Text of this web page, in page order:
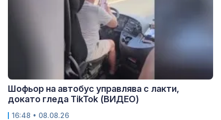
Шофьор на автобус управлява с лакти,
докато гледа TikTok (ВИДЕО)
16:48 • 08.08.26